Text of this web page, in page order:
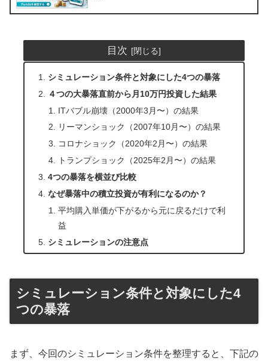
目次
シミュレーション条件と対象にした4つの暴落
４つの大暴落直前から月10万円投資した結果
ITバブル崩壊（2000年3月〜）の結果
リーマンショック（2007年10月〜）の結果
コロナショック（2020年2月〜）の結果
トランプショック（2025年2月〜）の結果
4つの暴落を横並び比較
なぜ暴落中の積立投資が有利になるのか？
平均購入単価が下がるから元に戻るだけで利
益
シミュレーションの注意点
シミュレーション条件と対象にした4
つの暴落
まず、今回のシミュレーション条件を整理すると、下記の